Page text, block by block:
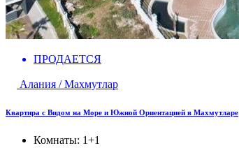
ПРОДАЕТСЯ
Алания / Махмутлар
Квартира с Видом на Море и Южной Ориентацией в Махмутларе
Комнаты: 1+1